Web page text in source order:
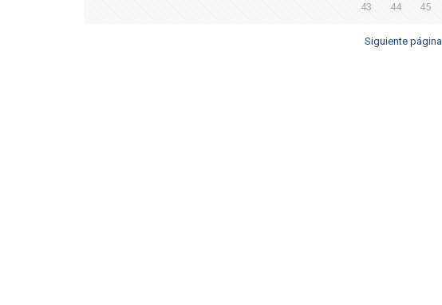
43 44 45
Siguiente página